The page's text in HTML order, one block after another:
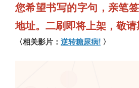
您希望书写的字句，亲笔
地址。二刷即将上架，敬
〈相关影片： 逆转糖尿病! 〉